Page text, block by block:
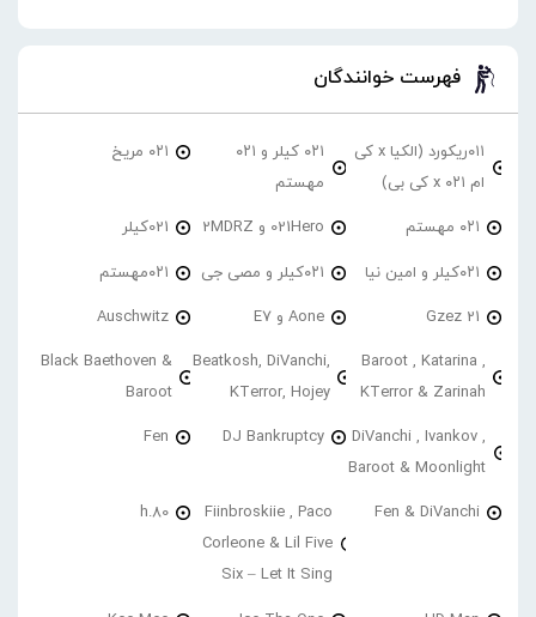
فهرست خوانندگان
۰۱۱ریکورد (الکیا x کی
ام ۰۲۱ x کی بی)
۰۲۱ کیلر و ۰۲۱
مهستم
۰۲۱ مریخ
۰۲۱ مهستم 021Hero و 2MDRZ 021کیلر
۰۲۱کیلر و امین نیا ۰۲۱کیلر و مصی جی ۰۲۱مهستم
21 Gzez Aone و E7 Auschwitz
Baroot , Katarina ,
KTerror & Zarinah
Beatkosh, DiVanchi,
KTerror, Hojey
Black Baethoven &
Baroot
DiVanchi , Ivankov ,
Baroot & Moonlight
DJ Bankruptcy
Fen
Fen & DiVanchi
Fiinbroskiie , Paco
Corleone & Lil Five
Six – Let It Sing
h.80